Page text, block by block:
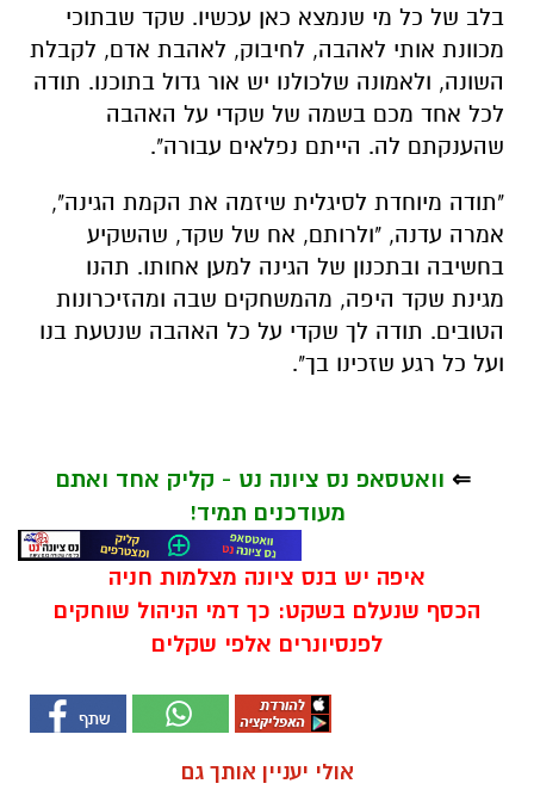
בלב של כל מי שנמצא כאן עכשיו. שקד שבתוכי
מכוונת אותי לאהבה, לחיבוק, לאהבת אדם, לקבלת
השונה, ולאמונה שלכולנו יש אור גדול בתוכנו. תודה
לכל אחד מכם בשמה של שקדי על האהבה
שהענקתם לה. הייתם נפלאים עבורה".
"תודה מיוחדת לסיגלית שיזמה את הקמת הגינה",
אמרה עדנה, "ולרותם, אח של שקד, שהשקיע
בחשיבה ובתכנון של הגינה למען אחותו. תהנו
מגינת שקד היפה, מהמשחקים שבה ומהזיכרונות
הטובים. תודה לך שקדי על כל האהבה שנטעת בנו
ועל כל רגע שזכינו בך".
⇐ וואטסאפ נס ציונה נט - קליק אחד ואתם
מעודכנים תמיד!
איפה יש בנס ציונה מצלמות חניה
הכסף שנעלם בשקט: כך דמי הניהול שוחקים
לפנסיונרים אלפי שקלים
אולי יעניין אותך גם